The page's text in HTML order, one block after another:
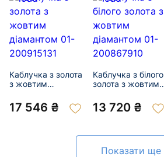
Каблучка з золота
з жовтим
200915131
17 546 ₴
Каблучка з білого
золота з жовтим
200867910
13 720 ₴
Показати ще